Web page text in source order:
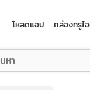
โหลดแอป กล่องทรูไ